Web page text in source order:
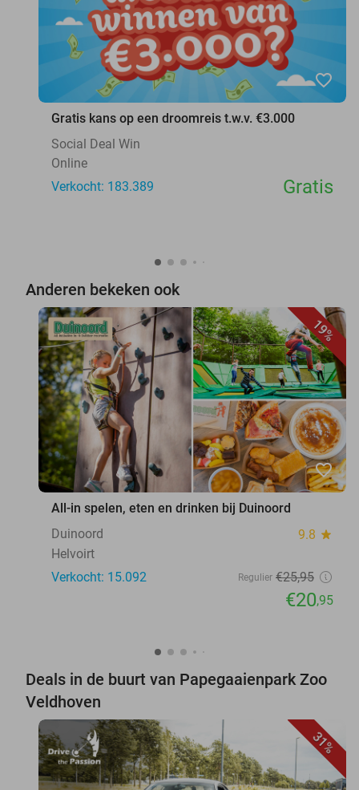
favorite_border
Gratis kans op een droomreis t.w.v. €3.000
Social Deal Win
Online
Verkocht: 183.389
Gratis
Anderen bekeken ook
19%
favorite_border
All-in spelen, eten en drinken bij Duinoord
Duinoord
9.8 star
Helvoirt
Verkocht: 15.092
Regulier €25,95
€20,95
Deals in de buurt van Papegaaienpark Zoo
Veldhoven
31%